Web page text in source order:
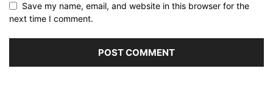
Save my name, email, and website in this browser for the
next time I comment.